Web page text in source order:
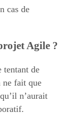
cas de
Agile ?
tentant de
ne fait que
n’aurait